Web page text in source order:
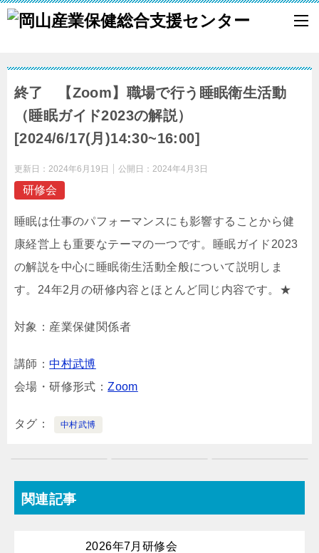
終了 【Zoom】職場で行う睡眠衛生活動
（睡眠ガイド2023の解説）
[2024/6/17(月)14:30~16:00]
更新日： 2024年6月19日 公開日： 2024年4月3日
研修会
睡眠は仕事のパフォーマンスにも影響することから健
康経営上も重要なテーマの一つです。睡眠ガイド2023
の解説を中心に睡眠衛生活動全般について説明しま
す。24年2月の研修内容とほとんど同じ内容です。★
対象：産業保健関係者
講師：中村武博
会場・研修形式：Zoom
タグ 中村武博
関連記事
2026年7月研修会